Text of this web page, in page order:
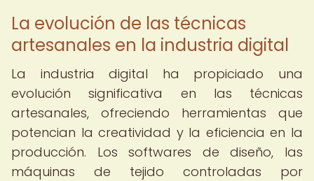
La evolución de las técnicas
artesanales en la industria digital
La industria digital ha propiciado una
evolución significativa en las técnicas
artesanales, ofreciendo herramientas que
potencian la creatividad y la eficiencia en la
producción. Los softwares de diseño, las
máquinas de tejido controladas por